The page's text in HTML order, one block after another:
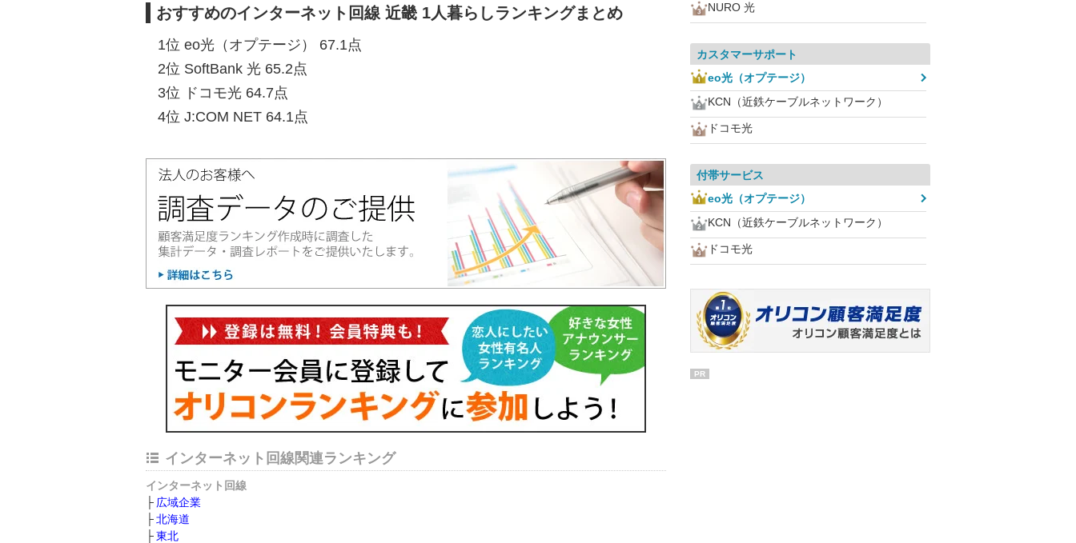
おすすめのインターネット回線 近畿 1人暮らしランキングまとめ
1位 eo光（オプテージ） 67.1点
2位 SoftBank 光 65.2点
3位 ドコモ光 64.7点
4位 J:COM NET 64.1点
インターネット回線関連ランキング
インターネット回線
広域企業
北海道
東北
NURO 光
カスタマーサポート
eo光（オプテージ）
KCN（近鉄ケーブルネットワーク）
ドコモ光
付帯サービス
eo光（オプテージ）
KCN（近鉄ケーブルネットワーク）
ドコモ光
PR